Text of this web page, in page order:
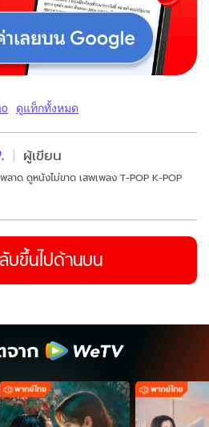
ดูแท็กทั้งหมด
ผู้เขียน
ลาด ดูหนังไม่ขาด เสพเพลง T-POP K-POP
บขึ้นไปด้านบน
าก